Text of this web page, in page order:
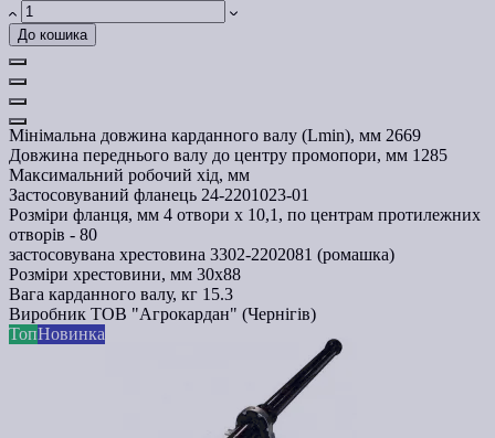
До кошика
Мінімальна довжина карданного валу (Lmin), мм 2669
Довжина переднього валу до центру промопори, мм 1285
Максимальний робочий хід, мм
Застосовуваний фланець 24-2201023-01
Розміри фланця, мм 4 отвори х 10,1, по центрам протилежних
отворів - 80
застосовувана хрестовина 3302-2202081 (ромашка)
Розміри хрестовини, мм 30х88
Вага карданного валу, кг 15.3
Виробник ТОВ "Агрокардан" (Чернігів)
ТопНовинка